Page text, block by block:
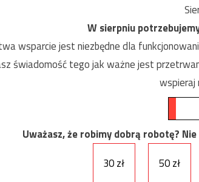
W sierpniu
wsparcie jest niezbędne dla
świadomość tego jak ważne jest
wspieraj
Uważasz, że robimy dobrą robotę?
30 zł
50 zł